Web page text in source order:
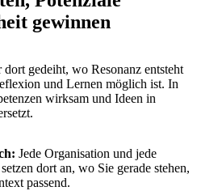
gewinnen
gedeiht, wo Resonanz entsteht
und Lernen möglich ist. In
wirksam und Ideen in
Jede Organisation und jede
dort an, wo Sie gerade stehen,
passend.